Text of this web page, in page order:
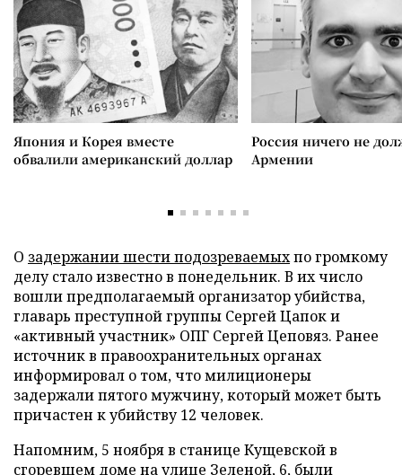
Япония и Корея вместе
обвалили американский доллар
Россия ничего не
Армении
О задержании шести подозреваемыхпо громкому
делу стало известно в понедельник. В их число
вошли предполагаемый организатор убийства,
главарь преступной группы Сергей Цапок и
«активный участник» ОПГ Сергей Цеповяз. Ранее
источник в правоохранительных органах
информировал о том, что милиционеры
задержали пятого мужчину, который может быть
причастен к убийству 12 человек.
Напомним, 5 ноября в станице Кущевской в
сгоревшем доме на улице Зеленой, 6, были